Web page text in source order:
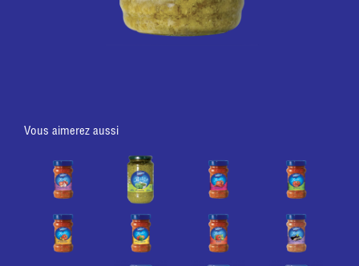
Vous aimerez aussi